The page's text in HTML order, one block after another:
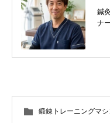
鍼
ナ
の
鍛錬トレーニングマシ